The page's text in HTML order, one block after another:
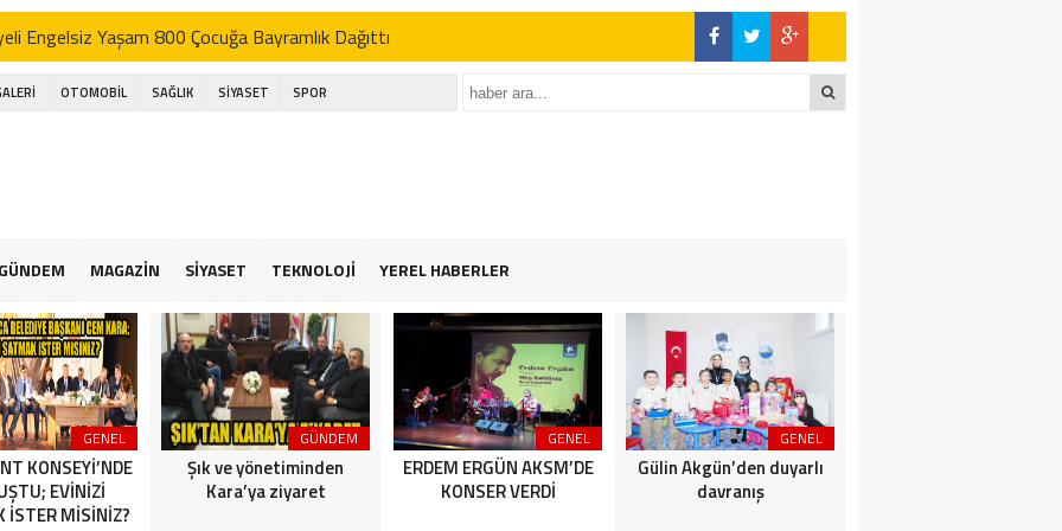
Engelsiz Yaşam 800 Çocuğa Bayramlık Dağıttı
AK SEFER
basın bu ülkenin dördüncü kuvvetidir
festival alanında havai fişek kazası
Engelsiz Yaşam 800 Çocuğa Bayramlık Dağıttı
AK SEFER
basın bu ülkenin dördüncü kuvvetidir
festival alanında havai fişek kazası
OTOMOBİL SAĞLIK SİYASET SPOR
GÜNDEM MAGAZİN SİYASET TEKNOLOJİ YEREL HABERLER
GENEL
KONSEYİ’NDE
EVİNİZİ
İSTER MİSİNİZ?
GÜNDEM
Şık ve yönetiminden
Kara’ya ziyaret
GENEL
ERDEM ERGÜN AKSM’DE
KONSER VERDİ
GENEL
Gülin Akgün’den duyarlı
davranış